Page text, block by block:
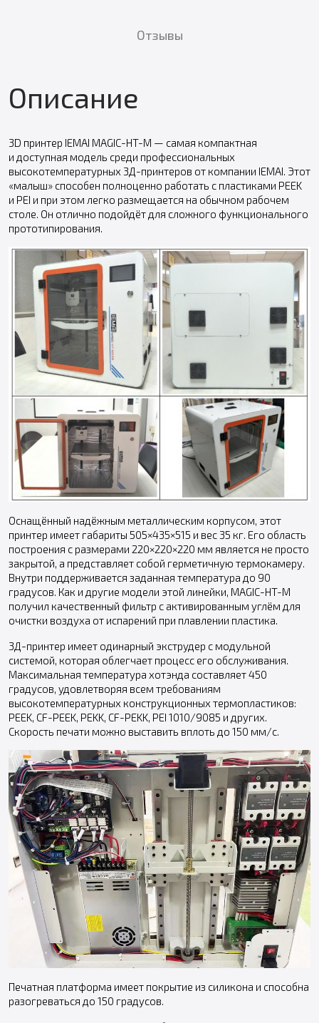
Отзывы
Описание
3D принтер IEMAI MAGIC-HT-M — самая компактная
и доступная модель среди профессиональных
высокотемпературных 3Д-принтеров от компании IEMAI. Этот
«малыш» способен полноценно работать с пластиками PEEK
и PEI и при этом легко размещается на обычном рабочем
столе. Он отлично подойдёт для сложного функционального
прототипирования.
Оснащённый надёжным металлическим корпусом, этот
принтер имеет габариты 505×435×515 и вес 35 кг. Его область
построения с размерами 220×220×220 мм является не просто
закрытой, а представляет собой герметичную термокамеру.
Внутри поддерживается заданная температура до 90
градусов. Как и другие модели этой линейки, MAGIC-HT-M
получил качественный фильтр с активированным углём для
очистки воздуха от испарений при плавлении пластика.
3Д-принтер имеет одинарный экструдер с модульной
системой, которая облегчает процесс его обслуживания.
Максимальная температура хотэнда составляет 450
градусов, удовлетворяя всем требованиям
высокотемпературных конструкционных термопластиков:
PEEK, CF-PEEK, PEKK, CF-PEKK, PEI 1010/9085 и других.
Скорость печати можно выставить вплоть до 150 мм/с.
Печатная платформа имеет покрытие из силикона и способна
разогреваться до 150 градусов.